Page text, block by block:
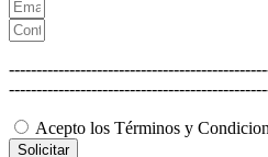
Acepto los Términos y
Solicitar